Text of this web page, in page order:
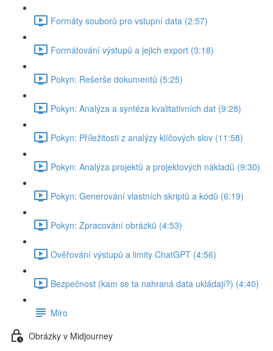
Formáty souborů pro vstupní data (2:57)
Formátování výstupů a jejich export (3:18)
Pokyn: Rešerše dokumentů (5:25)
Pokyn: Analýza a syntéza kvalitativních dat (9:28)
Pokyn: Příležitosti z analýzy klíčových slov (11:58)
Pokyn: Analýza projektů a projektových nákladů (9:30)
Pokyn: Generování vlastních skriptů a kódů (6:19)
Pokyn: Zpracování obrázků (4:53)
Ověřování výstupů a limity ChatGPT (4:56)
Bezpečnost (kam se ta nahraná data ukládají?) (4:40)
Miro
Obrázky v Midjourney